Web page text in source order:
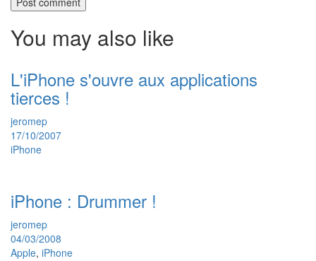
You may also like
L'iPhone s'ouvre aux applications
tierces !
jeromep
17/10/2007
iPhone
iPhone : Drummer !
jeromep
04/03/2008
Apple, iPhone